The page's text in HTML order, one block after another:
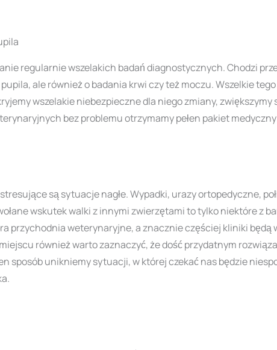
regularnie wszelakich badań diagnostycznych. Chodzi
ale również o badania krwi czy też moczu. Wszelkie
wszelakie niebezpieczne dla niego zmiany, zwiększymy
bez problemu otrzymamy pełen pakiet
są sytuacje nagłe. Wypadki, urazy ortopedyczne,
wskutek walki z innymi zwierzętami to tylko niektóre z
przychodnia weterynaryjne, a znacznie częściej kliniki
również warto zaznaczyć, że dość przydatnym
sposób unikniemy sytuacji, w której czekać nas będzie